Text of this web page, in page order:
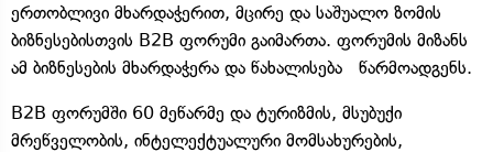
ერთობლივი მხარდაჭერით, მცირე და საშუალო ზომის
ბიზნესებისთვის B2B ფორუმი გაიმართა. ფორუმის მიზანს
ამ ბიზნესების მხარდაჭერა და წახალისება წარმოადგენს.
B2B ფორუმში 60 მეწარმე და ტურიზმის, მსუბუქი
მრეწველობის, ინტელექტუალური მომსახურების,